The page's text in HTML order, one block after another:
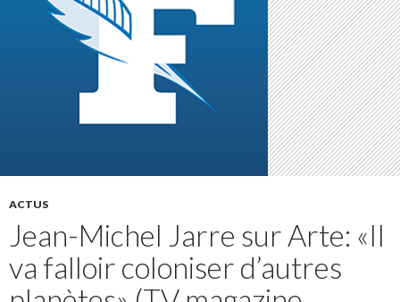
ACTUS
Jean-Michel Jarre sur Arte: «Il
va falloir coloniser d’autres